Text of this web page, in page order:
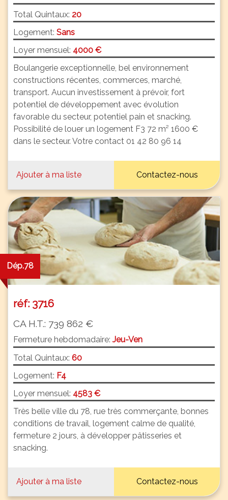
Total Quintaux: 20
Logement: Sans
Loyer mensuel: 4000 €
Boulangerie exceptionnelle, bel environnement
constructions récentes, commerces, marché,
transport. Aucun investissement à prévoir, fort
potentiel de développement avec évolution
favorable du secteur, potentiel pain et snacking.
Possibilité de louer un logement F3 72 m² 1600 €
dans le secteur. Votre contact 01 42 80 96 14
Ajouter à ma liste Contactez-nous
Dép.78
réf: 3716
CA H.T.: 739 862 €
Fermeture hebdomadaire: Jeu-Ven
Total Quintaux: 60
Logement: F4
Loyer mensuel: 4583 €
Très belle ville du 78, rue très commerçante, bonnes
conditions de travail, logement calme de qualité,
fermeture 2 jours, à développer pâtisseries et
snacking.
Ajouter à ma liste Contactez-nous